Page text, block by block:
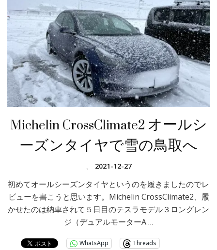
Michelin CrossClimate2 オールシ
ーズンタイヤで雪の鳥取へ
2021-12-27
初めてオールシーズンタイヤというのを履きましたのでレ
ビューを書こうと思います。Michelin CrossClimate2、履
かせたのは納車されて５日目のテスラモデル３ロングレン
ジ（デュアルモーターA …
WhatsApp
Threads